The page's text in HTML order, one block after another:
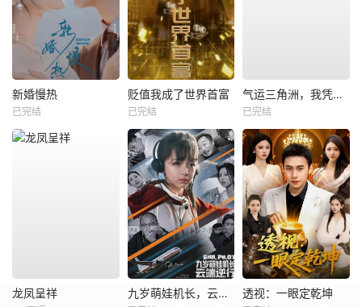
新婚慢热
已完结
贬值我成了世界首富
已完结
气运三角洲，我凭操作吊打全球
已完结
龙凤呈祥 九岁萌娃机长，云端逆行 透视：一眼定乾坤